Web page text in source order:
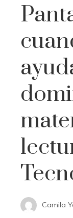
Camila